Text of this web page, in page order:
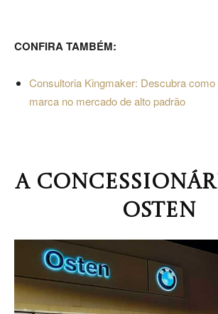
Lobo,
–
SP
CONFIRA TAMBÉM:
Consultoria Kingmaker: Descubra
marca no mercado de alto padrão
A
OSTEN